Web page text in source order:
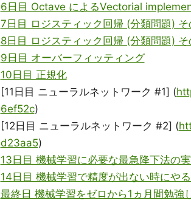
6日目 Octave によるVectorial
7日目 ロジスティック回帰 (分類問題) そ
8日目 ロジスティック回帰 (分類問題) そ
9日目 オーバーフィッティング
10日目 正規化
[11日目 ニューラルネットワーク #1] (
6ef52c)
[12日目 ニューラルネットワーク #2] (
d23aa5)
13日目 機械学習に必要な最急降下法の
14日目 機械学習で精度が出ない時にや
最終日 機械学習をゼロから1ヵ月間勉強